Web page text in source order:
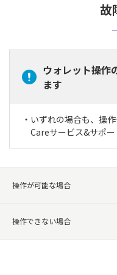
故
ウォレット操作
ます
いずれの場合も、操
Careサービス&サポー
操作が可能な場合
操作できない場合